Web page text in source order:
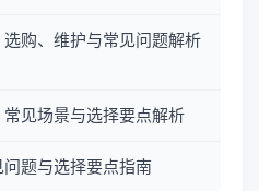
购、维护与常见问题解析
见场景与选择要点解析
题与选择要点指南